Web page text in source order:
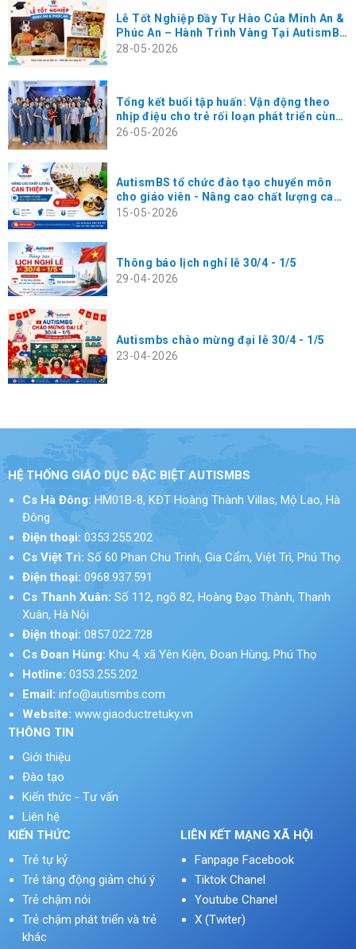
Lễ Tốt Nghiệp Đầy Tự Hào Của Minh An &
Phúc An – Hành Trình Vàng Tại AutismBS
Thanh Xuân
28-05-2026
Tổng kết buổi tập huấn: Vận động theo
nhịp điệu cho trẻ rối loạn phát triển cùng
chuyên gia Masako Koga tại AutismBS
26-05-2026
AutismBS tổ chức đào tạo chuyển môn
cho giáo viên - Nâng cao chất lượng can
thiệp 1-1 cho trẻ
15-05-2026
Thông báo lịch nghỉ lễ 30/4 - 1/5
29-04-2026
Autismbs chào mừng đại lễ 30/4 - 1/5
23-04-2026
HỆ THỐNG GIÁO DỤC ĐẶC BIỆT AUTISMBS
Cs Hà Đông: HM01B-8, KĐT Hoàng Thành Villas, Mộ Lao, Hà
Đông
Điện thoại: 0353.255.202
Cs Việt Trì: Số 60 Phan Chu Trinh, Gia Cẩm, Việt Trì, Phú Thọ
Điện thoại: 0968.937.591
Cs Thanh Xuân: Số 112, ngõ 82, Hoàng Đạo Thành, Thanh
Xuân, Hà Nội
Điện thoại: 0857.022.728
Cs Đoan Hùng: Khu 4, xã Yên Kiện, Đoan Hùng, Phú Thọ
Hotline: 0353.255.202
Email: info@autismbs.com
Website: www.giaoductretuky.vn
THÔNG TIN
Giới thiệu
Đào tạo
Kiến thức - Tư vấn
Liên hệ
KIẾN THỨC
Trẻ tự kỷ
Trẻ tăng động giảm chú ý
Trẻ chậm nói
Trẻ chậm phát triển và trẻ
khác
LIÊN KẾT MẠNG XÃ HỘI
Fanpage Facebook
Tiktok Chanel
Youtube Chanel
X (Twiter)